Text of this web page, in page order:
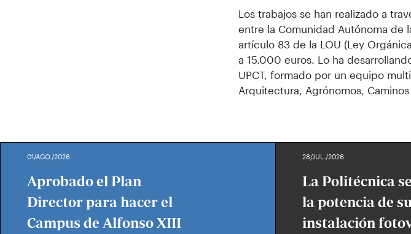
Los trabajos se han realizado a
entre la Comunidad Autónoma de
artículo 83 de la LOU (Ley
a 15.000 euros. Lo ha
UPCT, formado por un equipo
Arquitectura, Agrónomos,
01/AGO./2026
Aprobado el Plan
Director para hacer el
Campus de Alfonso XIII
28/JUL./2026
La Politécnica
la potencia de
instalación